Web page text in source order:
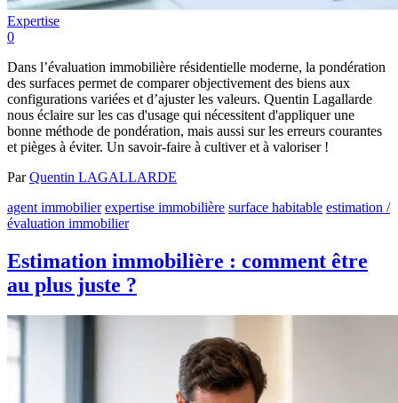
Expertise
0
Dans l’évaluation immobilière résidentielle moderne, la pondération
des surfaces permet de comparer objectivement des biens aux
configurations variées et d’ajuster les valeurs. Quentin Lagallarde
nous éclaire sur les cas d'usage qui nécessitent d'appliquer une
bonne méthode de pondération, mais aussi sur les erreurs courantes
et pièges à éviter. Un savoir-faire à cultiver et à valoriser !
ParQuentin LAGALLARDE
agent immobilier expertise immobilière surface habitable estimation /
évaluation immobilier
Estimation immobilière : comment être
au plus juste ?